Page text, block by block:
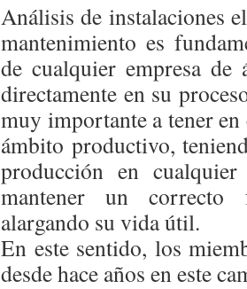
Análisis de instalaciones
mantenimiento es
de cualquier empresa
directamente en su
muy importante a tener
ámbito productivo,
producción en
mantener un correcto
alargando su vida útil.
En este sentido, los
desde hace años en este